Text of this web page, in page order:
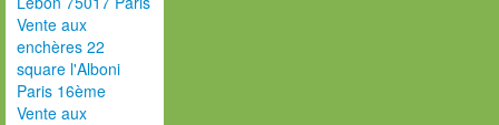
Vente aux
enchères 22
square l'Alboni
Paris 16ème
Vente aux